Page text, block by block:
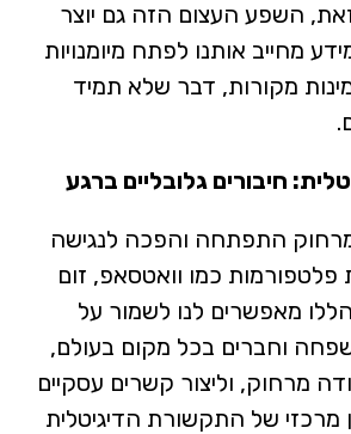
השפע העצום הזה גם יוצר
מחייב אותנו לפתח מיומנויות
מקורות, דבר שלא תמיד
חיבורים גלובליים ברגע
התפתחה והפכה לנגישה
פלטפורמות כמו וואטסאפ, זום
הללו מאפשרים לנו לשמור על
וחברים בכל מקום בעולם,
מרחוק, וליצור קשרים עסקיים
מרכזי של התקשורת הדיגיטלית